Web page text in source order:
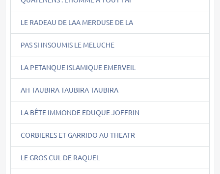
LE RADEAU DE LAA MERDUSE DE LA
PAS SI INSOUMIS LE MELUCHE
LA PETANQUE ISLAMIQUE EMERVEIL
AH TAUBIRA TAUBIRA TAUBIRA
LA BÊTE IMMONDE EDUQUE JOFFRIN
CORBIERES ET GARRIDO AU THEATR
LE GROS CUL DE RAQUEL